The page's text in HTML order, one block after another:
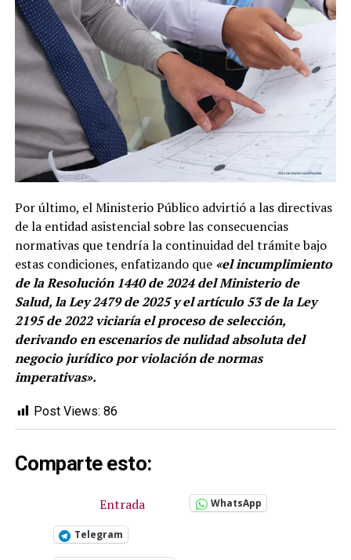
Por último, el Ministerio Público advirtió a las directivas
de la entidad asistencial sobre las consecuencias
normativas que tendría la continuidad del trámite bajo
estas condiciones, enfatizando que «el incumplimiento
de la Resolución 1440 de 2024 del Ministerio de
Salud, la Ley 2479 de 2025 y el artículo 53 de la Ley
2195 de 2022 viciaría el proceso de selección,
derivando en escenarios de nulidad absoluta del
negocio jurídico por violación de normas
imperativas».
Post Views: 86
Comparte esto:
Entrada WhatsApp
Telegram